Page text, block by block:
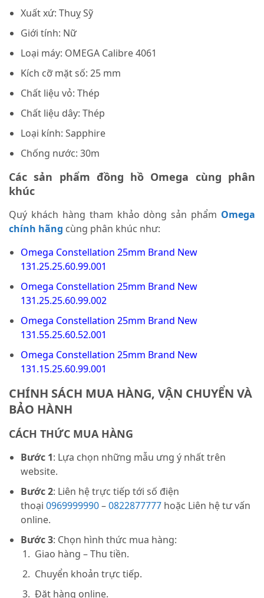
Xuất xứ: Thuỵ Sỹ
Giới tính: Nữ
Loại máy: OMEGA Calibre 4061
Kích cỡ mặt số: 25 mm
Chất liệu vỏ: Thép
Chất liệu dây: Thép
Loại kính: Sapphire
Chống nước: 30m
Các sản phẩm đồng hồ Omega cùng phân
khúc
Quý khách hàng tham khảo dòng sản phẩm Omega
chính hãng cùng phân khúc như:
Omega Constellation 25mm Brand New
131.25.25.60.99.001
Omega Constellation 25mm Brand New
131.25.25.60.99.002
Omega Constellation 25mm Brand New
131.55.25.60.52.001
Omega Constellation 25mm Brand New
131.15.25.60.99.001
CHÍNH SÁCH MUA HÀNG, VẬN CHUYỂN VÀ
BẢO HÀNH
CÁCH THỨC MUA HÀNG
Bước 1: Lựa chọn những mẫu ưng ý nhất trên
website.
Bước 2: Liên hệ trực tiếp tới số điện
thoại 0969999990–0822877777 hoặc Liên hệ tư vấn
online.
Bước 3: Chọn hình thức mua hàng:
Giao hàng – Thu tiền.
Chuyển khoản trực tiếp.
Đặt hàng online.